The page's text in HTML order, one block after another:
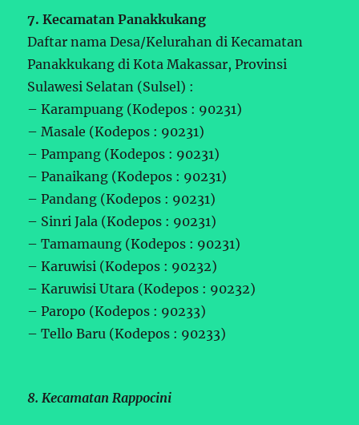
7. Kecamatan Panakkukang
Daftar nama Desa/Kelurahan di Kecamatan
Panakkukang di Kota Makassar, Provinsi
Sulawesi Selatan (Sulsel) :
– Karampuang (Kodepos : 90231)
– Masale (Kodepos : 90231)
– Pampang (Kodepos : 90231)
– Panaikang (Kodepos : 90231)
– Pandang (Kodepos : 90231)
– Sinri Jala (Kodepos : 90231)
– Tamamaung (Kodepos : 90231)
– Karuwisi (Kodepos : 90232)
– Karuwisi Utara (Kodepos : 90232)
– Paropo (Kodepos : 90233)
– Tello Baru (Kodepos : 90233)
8. Kecamatan Rappocini